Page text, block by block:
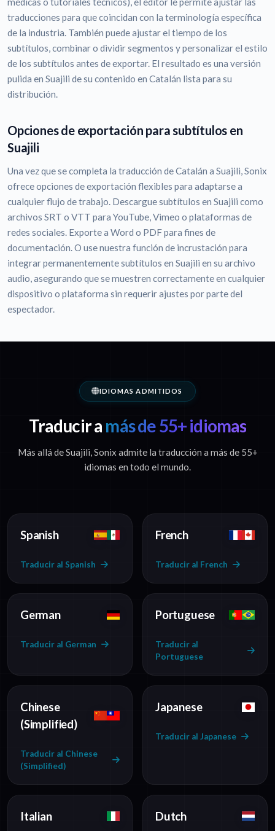
traducciones para que coincidan con la terminología específica
de la industria. También puede ajustar el tiempo de los
subtítulos, combinar o dividir segmentos y personalizar el estilo
de los subtítulos antes de exportar. El resultado es una versión
pulida en Suajili de su contenido en Catalán lista para su
distribución.
Opciones de exportación para subtítulos en
Suajili
Una vez que se completa la traducción de Catalán a Suajili, Sonix
ofrece opciones de exportación flexibles para adaptarse a
cualquier flujo de trabajo. Descargue subtítulos en Suajili como
archivos SRT o VTT para YouTube, Vimeo o plataformas de
redes sociales. Exporte a Word o PDF para fines de
documentación. O use nuestra función de incrustación para
integrar permanentemente subtítulos en Suajili en su archivo
audio, asegurando que se muestren correctamente en cualquier
dispositivo o plataforma sin requerir ajustes por parte del
espectador.
IDIOMAS ADMITIDOS
Traducir a más de 55+ idiomas
Más allá de Suajili, Sonix admite la traducción a más de 55+
idiomas en todo el mundo.
Spanish
Traducir al Spanish
French
Traducir al French
German
Traducir al German
Portuguese
Traducir al
Portuguese
Chinese
(Simplified)
Traducir al Chinese
(Simplified)
Japanese
Traducir al Japanese
Italian Dutch